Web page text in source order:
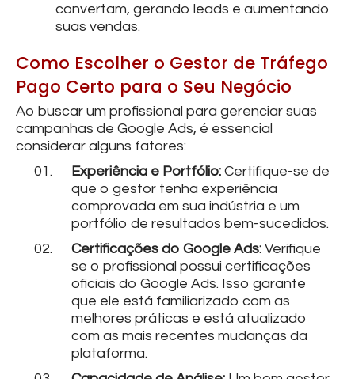
convertam, gerando leads e aumentando
suas vendas.
Como Escolher o Gestor de Tráfego
Pago Certo para o Seu Negócio
Ao buscar um profissional para gerenciar suas
campanhas de Google Ads, é essencial
considerar alguns fatores:
Experiência e Portfólio: Certifique-se de
que o gestor tenha experiência
comprovada em sua indústria e um
portfólio de resultados bem-sucedidos.
Certificações do Google Ads: Verifique
se o profissional possui certificações
oficiais do Google Ads. Isso garante
que ele está familiarizado com as
melhores práticas e está atualizado
com as mais recentes mudanças da
plataforma.